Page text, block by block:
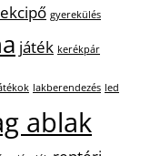
gyerekülés
játék kerékpár
lakberendezés led
ablak